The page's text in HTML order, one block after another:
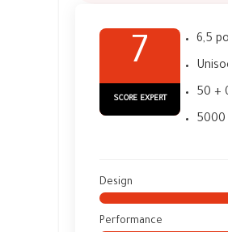
7
SCORE EXPERT
6,5
50 +
5000
Design
Performance